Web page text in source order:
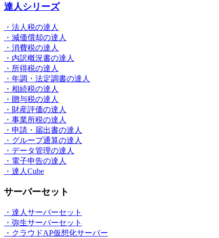
達人シリーズ
・法人税の達人
・減価償却の達人
・消費税の達人
・内訳概況書の達人
・所得税の達人
・年調・法定調書の達人
・相続税の達人
・贈与税の達人
・財産評価の達人
・事業所税の達人
・申請・届出書の達人
・グループ通算の達人
・データ管理の達人
・電子申告の達人
・達人Cube
サーバーセット
・達人サーバーセット
・弥生サーバーセット
・クラウドAP仮想化サーバー